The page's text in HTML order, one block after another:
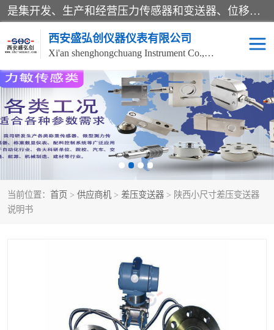
是集开发、生产和经营压力传感器和变送器、位移传感器和变送器、流量传感器和变送器、称重传感器和变送器、测力传感器和变送器、温湿度传感器和变送器、扭矩传感器、智能数显控制仪表等产品的化高新技术企业。
西安盛弘创仪器仪表有限公司
Xi'an shenghongchuang Instrument Co., Ltd
当前位置： 首页 > 供应商机 > 差压变送器 > 陕西小尺寸差压变送器
说明书
称重传感器 超声波流量计
压力变送器 通用型压力变送器
流量计
位移传感器 差压变送器